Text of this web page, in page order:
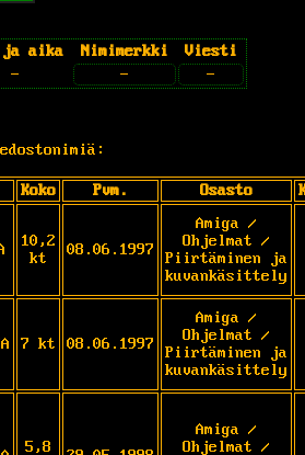
ja aika Nimimerkki
Viesti
- - -
Koko Pvm. Osasto
10,2
kt
08.06.1997
Amiga /
Ohjelmat /
Piirtäminen ja
kuvankäsittely
7 kt 08.06.1997
Amiga /
Ohjelmat /
Piirtäminen ja
kuvankäsittely
5,8
Amiga /
Ohjelmat /